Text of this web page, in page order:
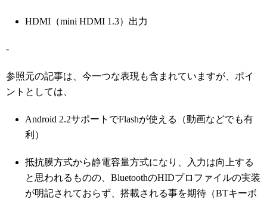
HDMI（mini HDMI 1.3）出力
-
参照元の記事は、今一つな表現も含まれていますが、ポイ
ントとしては、
Android 2.2サポートでFlashが使える（動画などでも有
利）
抵抗膜方式から静電容量方式になり、入力は向上する
と思われるものの、BluetoothのHIDプロファイルの実装
が明記されておらず、搭載される事を期待（BTキーボ